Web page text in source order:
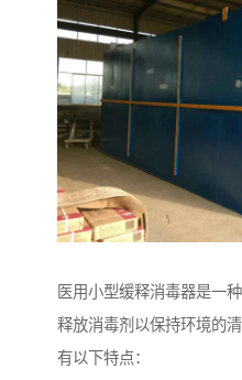
医用小型缓释消毒器是一
释放消毒剂以保持环境的
有以下特点：